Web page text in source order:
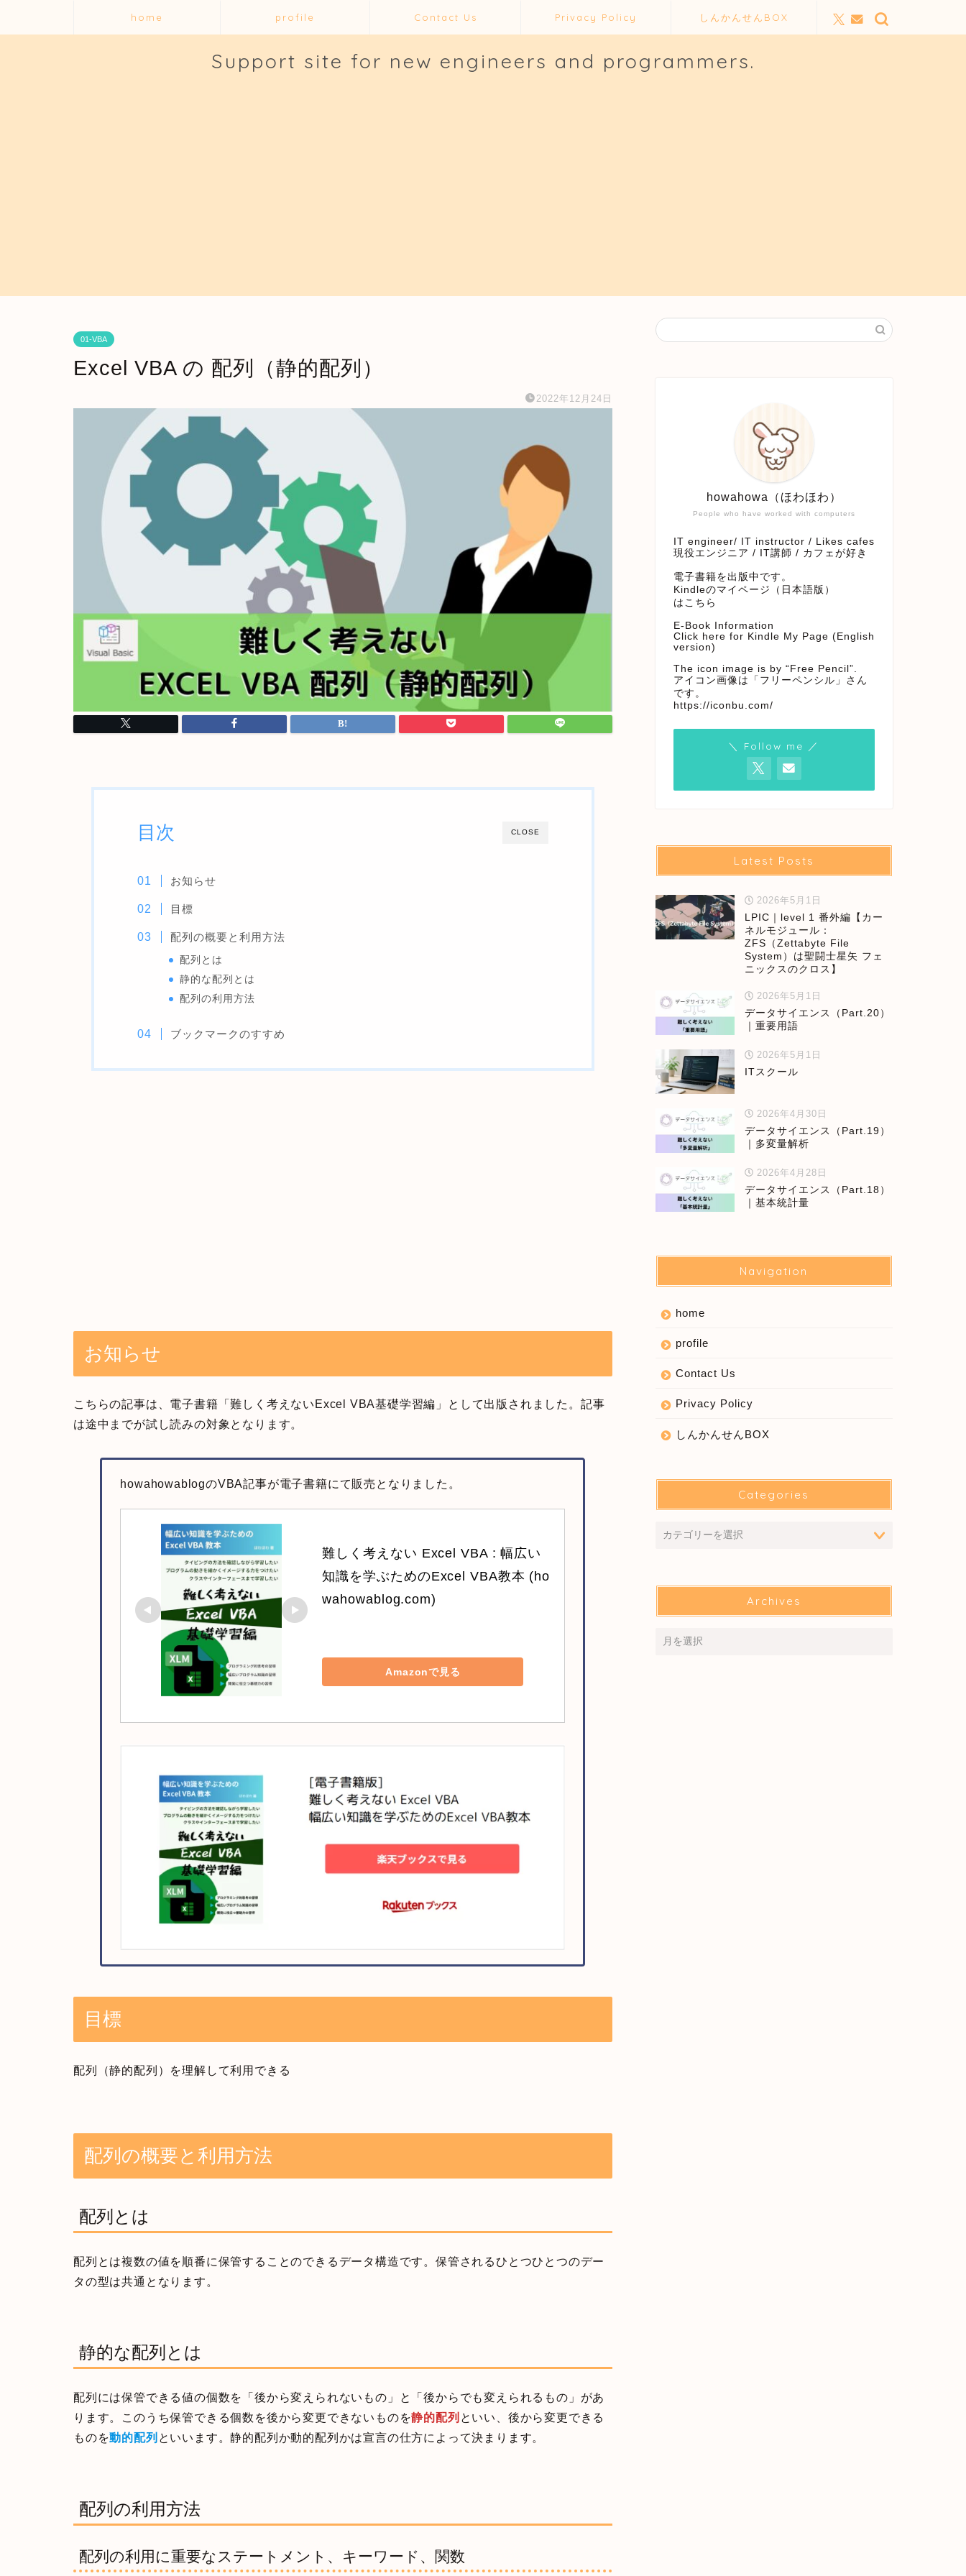
home profile Contact Us Privacy Policy しんかんせんBOX
Support site for new engineers and programmers.
01-VBA
Excel VBA の 配列（静的配列）
2022年12月24日
CLOSE
目次
お知らせ
目標
配列の概要と利用方法
配列とは
静的な配列とは
配列の利用方法
ブックマークのすすめ
お知らせ
こちらの記事は、電子書籍「難しく考えないExcel VBA基礎学習編」として出版されました。記事
は途中までが試し読みの対象となります。
howahowablogのVBA記事が電子書籍にて販売となりました。
難しく考えない Excel VBA : 幅広い
知識を学ぶためのExcel VBA教本 (ho
wahowablog.com)
Amazonで見る
目標
配列（静的配列）を理解して利用できる
配列の概要と利用方法
配列とは
配列とは複数の値を順番に保管することのできるデータ構造です。保管されるひとつひとつのデー
タの型は共通となります。
静的な配列とは
配列には保管できる値の個数を「後から変えられないもの」と「後からでも変えられるもの」があ
ります。このうち保管できる個数を後から変更できないものを静的配列 といい、後から変更できる
ものを動的配列 といいます。静的配列か動的配列かは宣言の仕方によって決まります。
配列の利用方法
配列の利用に重要なステートメント、キーワード、関数
People who have worked with computers
howahowa（ほわほわ）
IT engineer/ IT instructor / Likes cafes
現役エンジニア / IT講師 / カフェが好き
電子書籍を出版中です。
Kindleのマイページ（日本語版）
はこちら
E-Book Information
Click here for Kindle My Page (English
version)
The icon image is by “Free Pencil”.
アイコン画像は「フリーペンシル」さん
です。
https://iconbu.com/
＼ Follow me ／
Latest Posts
2026年5月1日
LPIC｜level 1 番外編【カー
ネルモジュール：
ZFS（Zettabyte File
System）は聖闘士星矢 フェ
ニックスのクロス】
2026年5月1日
データサイエンス（Part.20）
｜重要用語
2026年5月1日
ITスクール
2026年4月30日
データサイエンス（Part.19）
｜多変量解析
2026年4月28日
データサイエンス（Part.18）
｜基本統計量
Navigation
home
profile
Contact Us
Privacy Policy
しんかんせんBOX
Categories
Archives